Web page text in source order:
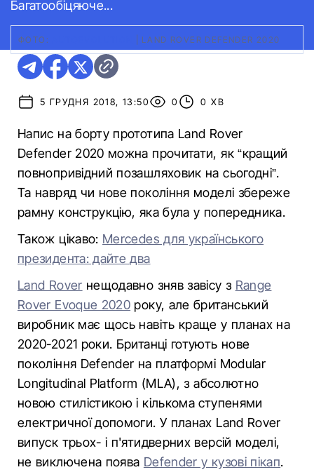
Багатообіцяюче...
ФОТО: LAND ROVER DEFENDER 2020
5 ГРУДНЯ 2018, 13:50 0 0 ХВ
Напис на борту прототипа Land Rover
Defender 2020 можна прочитати, як “кращий
повнопривідний позашляховик на сьогодні”.
Та навряд чи нове покоління моделі збереже
рамну конструкцію, яка була у попередника.
Також цікаво: Mercedes для українського
президента: дайте два
Land Rover нещодавно зняв завісу з Range
Rover Evoque 2020 року, але британський
виробник має щось навіть краще у планах на
2020-2021 роки. Британці готують нове
покоління Defender на платформі Modular
Longitudinal Platform (MLA), з абсолютно
новою стилістикою і кількома ступенями
електричної допомоги. У планах Land Rover
випуск трьох- і п'ятидверних версій моделі,
не виключена поява Defender у кузові пікап.